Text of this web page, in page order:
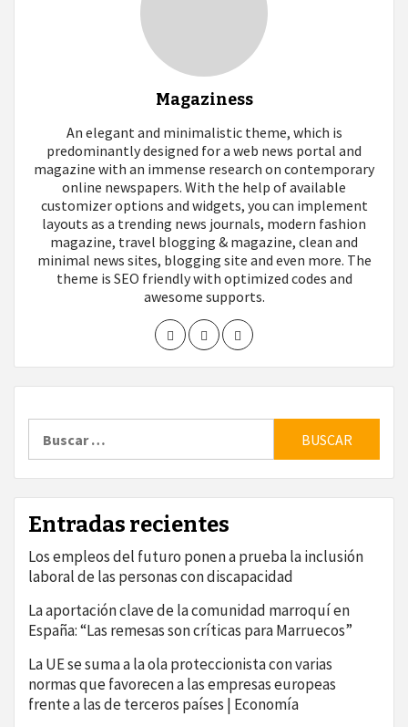
Magaziness
An elegant and minimalistic theme, which is
predominantly designed for a web news portal and
magazine with an immense research on contemporary
online newspapers. With the help of available
customizer options and widgets, you can implement
layouts as a trending news journals, modern fashion
magazine, travel blogging & magazine, clean and
minimal news sites, blogging site and even more. The
theme is SEO friendly with optimized codes and
awesome supports.
Entradas recientes
Los empleos del futuro ponen a prueba la inclusión
laboral de las personas con discapacidad
La aportación clave de la comunidad marroquí en
España: “Las remesas son críticas para Marruecos”
La UE se suma a la ola proteccionista con varias
normas que favorecen a las empresas europeas
frente a las de terceros países | Economía